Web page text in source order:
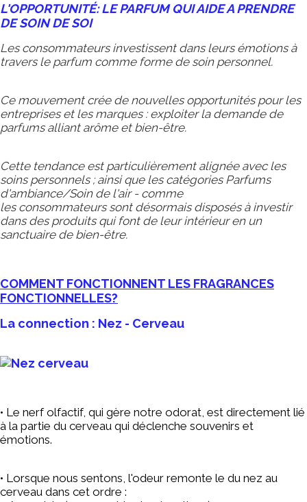
L'OPPORTUNITÉ: LE PARFUM QUI AIDE A PRENDRE
DE SOIN DE SOI
Les consommateurs investissent dans leurs émotions à
travers le parfum comme forme de soin personnel.
Ce mouvement crée de nouvelles opportunités pour les
entreprises et les marques : exploiter la demande de
parfums alliant arôme et bien-être.
Cette tendance est particulièrement alignée avec les
soins personnels ; ainsi que les catégories Parfums
d'ambiance/Soin de l'air - comme
les consommateurs sont désormais disposés à investir
dans des produits qui font de leur intérieur en un
sanctuaire de bien-être.
COMMENT FONCTIONNENT LES FRAGRANCES
FONCTIONNELLES?
La connection : Nez - Cerveau
• Le nerf olfactif, qui gère notre odorat, est directement lié
à la partie du cerveau qui déclenche souvenirs et
émotions.
• Lorsque nous sentons, l'odeur remonte le du nez au
cerveau dans cet ordre :